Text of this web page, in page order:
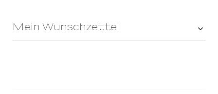
Mein Wunschzettel